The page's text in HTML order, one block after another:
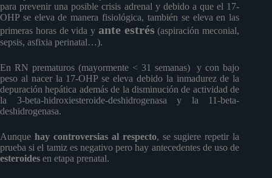
para prevenir una posible crisis adrenal y debido a que el 17-
OHP se eleva de manera fisiológica, también se eleva en las
primeras horas de vida y ante estrés (aspiración meconial,
sepsis, asfixia perinatal…).
En RN prematuros (mayormente < 31 semanas) y con bajo
peso al nacer la 17-OHP se eleva debido la inmadurez de la
depuración hepática además de la disminución de actividad de
la 3-beta-hidroxiesteroide-deshidrogenasa y la 11-beta-
deshidrogenasa.
Aunque hay controversias al respecto, se sugiere repetir la
prueba si el tamiz es negativo pero hay antecedentes de uso de
esteroides en etapa prenatal.